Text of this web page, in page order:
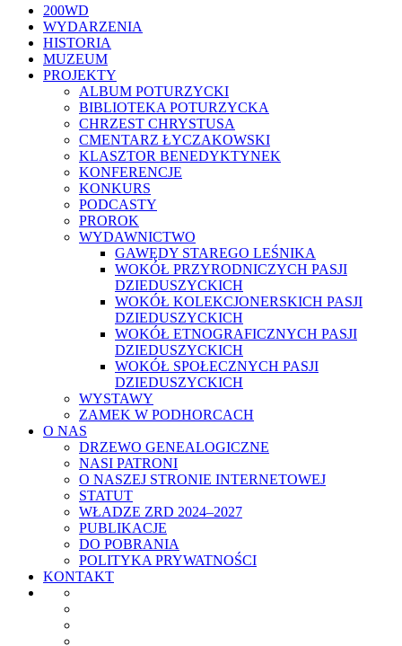
Close
Menu
200WD
WYDARZENIA
HISTORIA
MUZEUM
PROJEKTY
ALBUM POTURZYCKI
BIBLIOTEKA POTURZYCKA
CHRZEST CHRYSTUSA
CMENTARZ ŁYCZAKOWSKI
KLASZTOR BENEDYKTYNEK
KONFERENCJE
KONKURS
PODCASTY
PROROK
WYDAWNICTWO
GAWĘDY STAREGO LEŚNIKA
WOKÓŁ PRZYRODNICZYCH PASJI
DZIEDUSZYCKICH
WOKÓŁ KOLEKCJONERSKICH PASJI
DZIEDUSZYCKICH
WOKÓŁ ETNOGRAFICZNYCH PASJI
DZIEDUSZYCKICH
WOKÓŁ SPOŁECZNYCH PASJI
DZIEDUSZYCKICH
WYSTAWY
ZAMEK W PODHORCACH
O NAS
DRZEWO GENEALOGICZNE
NASI PATRONI
O NASZEJ STRONIE INTERNETOWEJ
STATUT
WŁADZE ZRD 2024–2027
PUBLIKACJE
DO POBRANIA
POLITYKA PRYWATNOŚCI
KONTAKT